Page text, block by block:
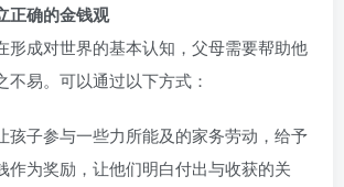
正确的金钱观
形成对世界的基本认知，父母需要帮助他
不易。可以通过以下方式：
孩子参与一些力所能及的家务劳动，给予
作为奖励，让他们明白付出与收获的关